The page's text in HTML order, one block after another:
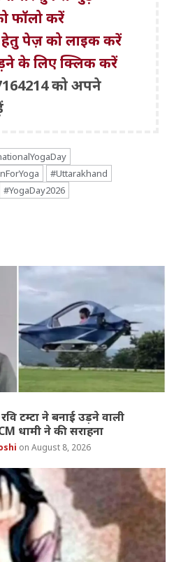
फॉलो करें
पेज़ को लाइक करें
के लिए क्लिक करें
को अपने
#Uttarakhand
#YogaDay2026
टम्टा ने बनाई उड़ने वाली
धामी ने की सराहना
August 8, 2026